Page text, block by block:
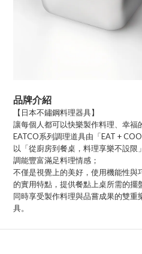
品牌介紹
【日本不鏽鋼料理器具】
讓每個人都可以快樂製作料理、幸福
EATCO系列調理道具由「EAT +
以「從廚房到餐桌，料理享樂不設限
調能豐富滿足料理情感；
不僅是視覺上的美好，使用機能性
的實用特點，提供餐點上桌所需的擺
同時享受製作料理與品嘗成果的雙重
具。